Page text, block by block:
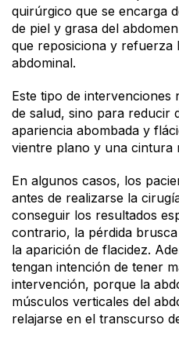
quirúrgico que se encarga
de piel y grasa del
que reposiciona y refuerza
abdominal.
Este tipo de
de salud, sino para reducir
apariencia abombada y
vientre plano y una cintura
En algunos casos, los
antes de realizarse la
conseguir los resultados
contrario, la pérdida
la aparición de flacidez.
tengan intención de tener
intervención, porque la
músculos verticales del
relajarse en el transcurso